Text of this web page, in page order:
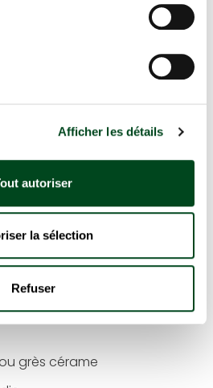
Afficher les détails
autoriser
la sélection
Refuser
AVENIR PAYSAGE FÊTE SES
verts
grès cérame